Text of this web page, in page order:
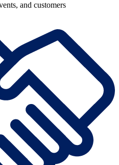
and customers